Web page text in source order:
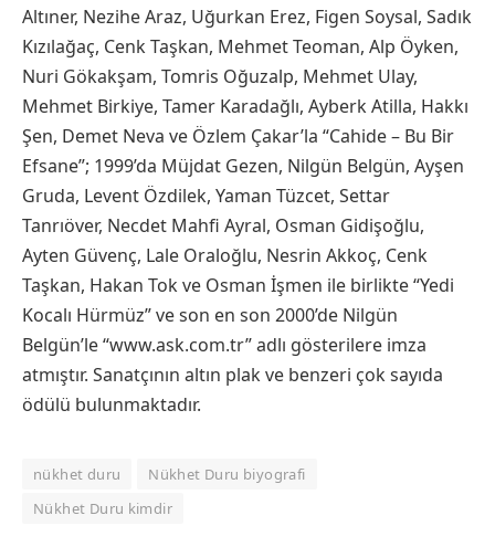
Altıner, Nezihe Araz, Uğurkan Erez, Figen Soysal, Sadık
Kızılağaç, Cenk Taşkan, Mehmet Teoman, Alp Öyken,
Nuri Gökakşam, Tomris Oğuzalp, Mehmet Ulay,
Mehmet Birkiye, Tamer Karadağlı, Ayberk Atilla, Hakkı
Şen, Demet Neva ve Özlem Çakar’la “Cahide – Bu Bir
Efsane”; 1999’da Müjdat Gezen, Nilgün Belgün, Ayşen
Gruda, Levent Özdilek, Yaman Tüzcet, Settar
Tanrıöver, Necdet Mahfi Ayral, Osman Gidişoğlu,
Ayten Güvenç, Lale Oraloğlu, Nesrin Akkoç, Cenk
Taşkan, Hakan Tok ve Osman İşmen ile birlikte “Yedi
Kocalı Hürmüz” ve son en son 2000’de Nilgün
Belgün’le “www.ask.com.tr” adlı gösterilere imza
atmıştır. Sanatçının altın plak ve benzeri çok sayıda
ödülü bulunmaktadır.
nükhet duru
Nükhet Duru biyografi
Nükhet Duru kimdir